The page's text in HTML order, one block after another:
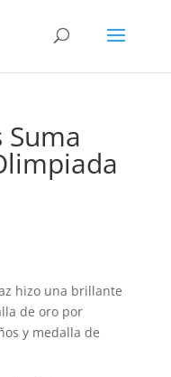
Suma
hizo una brillante
de oro por
y medalla de